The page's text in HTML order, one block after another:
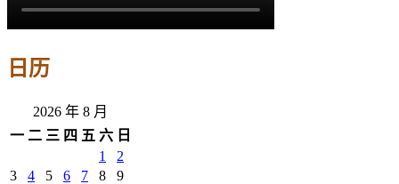
日历
2026 年 8 月
一 二 三 四 五 六 日
1
2
3
4 5 6 7 8
9